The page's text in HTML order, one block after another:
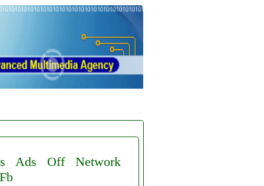
Ads Off
Network